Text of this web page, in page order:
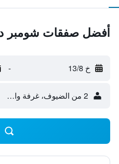
أفضل صفقات شومبر
خ 13/8 -
2 من الضيوف، غرفة واحدة